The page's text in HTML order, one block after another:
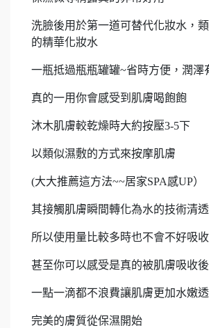
洗臉後用於第一道可替代化妝水，
的精華化妝水
一瓶抵過瓶瓶罐罐~省時方便，潤澤
真的一用你會感受到肌膚喝飽飽
沐木肌膚較乾燥時大約按壓3-5下
以類似濕敷的方式來按摩肌膚
(大大推薦這方法~~居家SPA感UP）
其接觸肌膚瞬間轉化為水的技術清
所以使用量比較多時也不會不好吸收
甚至你可以感受是真的被肌膚吸收
一點一滴都不浪費讓肌膚更加水嫩
完美的膚質從保濕開始